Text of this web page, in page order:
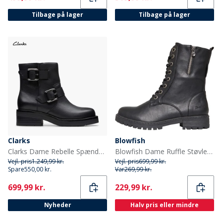
Tilbage på lager Tilbage på lager
Clarks
Clarks Dame Rebelle Spænde Støvler Black Leather
Vejl. pris1.249,99 kr.
Spare550,00 kr.
Current
699,99 kr.
Nyheder
Blowfish
Blowfish Dame Ruffle Støvler Sort Bronco
Vejl. pris699,99 kr.
Var269,99 kr.
Current
229,99 kr.
Halv pris eller mindre